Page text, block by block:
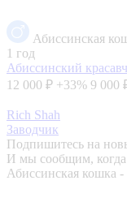
Абиссинская
1 год
Абиссинский
12 000 ₽ +33% 9 000
Rich Shah
Заводчик
Подпишитесь на
И мы сообщим, когда
Абиссинская кошка